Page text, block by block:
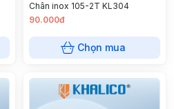
Chân inox 105-2T KL304
90.000đ
Chọn mua